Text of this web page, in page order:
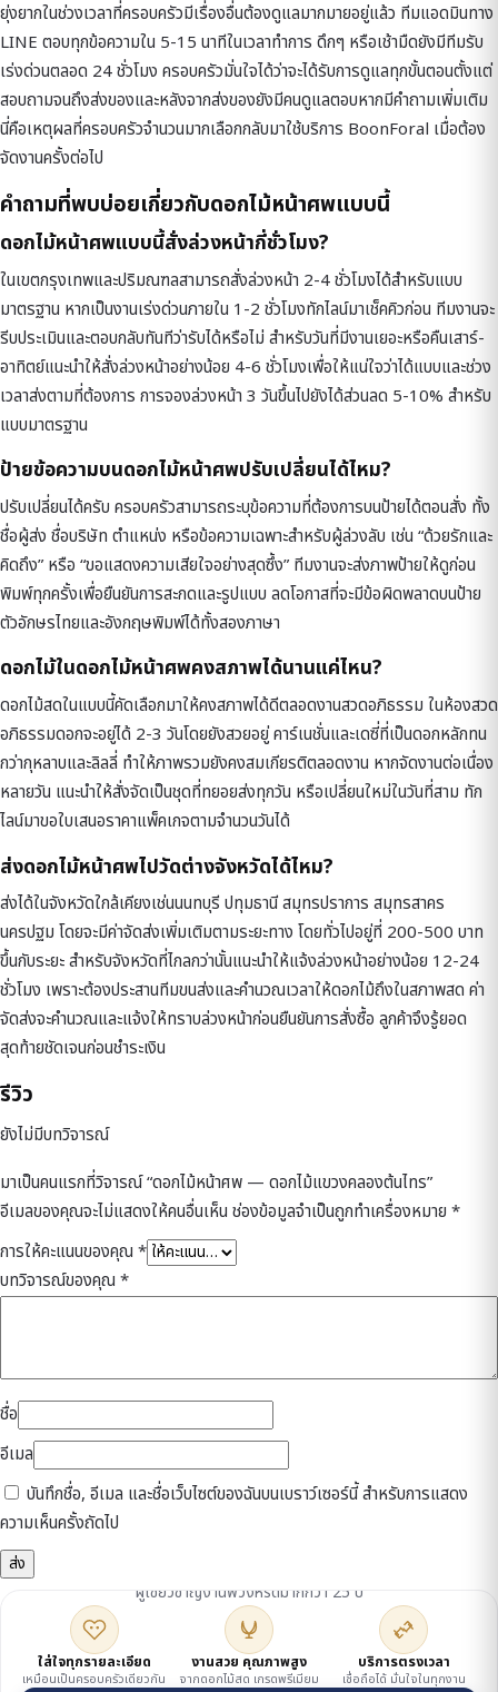
ยุ่งยากในช่วงเวลาที่ครอบครัวมีเรื่องอื่นต้องดูแลมากมายอยู่แล้ว ทีมแอดมินทาง
LINE ตอบทุกข้อความใน 5-15 นาทีในเวลาทำการ ดึกๆ หรือเช้ามืดยังมีทีมรับ
เร่งด่วนตลอด 24 ชั่วโมง ครอบครัวมั่นใจได้ว่าจะได้รับการดูแลทุกขั้นตอนตั้งแต่
สอบถามจนถึงส่งของและหลังจากส่งของยังมีคนดูแลตอบหากมีคำถามเพิ่มเติม
นี่คือเหตุผลที่ครอบครัวจำนวนมากเลือกกลับมาใช้บริการ BoonForal เมื่อต้อง
จัดงานครั้งต่อไป
คำถามที่พบบ่อยเกี่ยวกับดอกไม้หน้าศพแบบนี้
ดอกไม้หน้าศพแบบนี้สั่งล่วงหน้ากี่ชั่วโมง?
ในเขตกรุงเทพและปริมณฑลสามารถสั่งล่วงหน้า 2-4 ชั่วโมงได้สำหรับแบบ
มาตรฐาน หากเป็นงานเร่งด่วนภายใน 1-2 ชั่วโมงทักไลน์มาเช็คคิวก่อน ทีมงานจะ
รีบประเมินและตอบกลับทันทีว่ารับได้หรือไม่ สำหรับวันที่มีงานเยอะหรือคืนเสาร์-
อาทิตย์แนะนำให้สั่งล่วงหน้าอย่างน้อย 4-6 ชั่วโมงเพื่อให้แน่ใจว่าได้แบบและช่วง
เวลาส่งตามที่ต้องการ การจองล่วงหน้า 3 วันขึ้นไปยังได้ส่วนลด 5-10% สำหรับ
แบบมาตรฐาน
ป้ายข้อความบนดอกไม้หน้าศพปรับเปลี่ยนได้ไหม?
ปรับเปลี่ยนได้ครับ ครอบครัวสามารถระบุข้อความที่ต้องการบนป้ายได้ตอนสั่ง ทั้ง
ชื่อผู้ส่ง ชื่อบริษัท ตำแหน่ง หรือข้อความเฉพาะสำหรับผู้ล่วงลับ เช่น “ด้วยรักและ
คิดถึง” หรือ “ขอแสดงความเสียใจอย่างสุดซึ้ง” ทีมงานจะส่งภาพป้ายให้ดูก่อน
พิมพ์ทุกครั้งเพื่อยืนยันการสะกดและรูปแบบ ลดโอกาสที่จะมีข้อผิดพลาดบนป้าย
ตัวอักษรไทยและอังกฤษพิมพ์ได้ทั้งสองภาษา
ดอกไม้ในดอกไม้หน้าศพคงสภาพได้นานแค่ไหน?
ดอกไม้สดในแบบนี้คัดเลือกมาให้คงสภาพได้ดีตลอดงานสวดอภิธรรม ในห้องสวด
อภิธรรมดอกจะอยู่ได้ 2-3 วันโดยยังสวยอยู่ คาร์เนชั่นและเดซี่ที่เป็นดอกหลักทน
กว่ากุหลาบและลิลลี่ ทำให้ภาพรวมยังคงสมเกียรติตลอดงาน หากจัดงานต่อเนื่อง
หลายวัน แนะนำให้สั่งจัดเป็นชุดที่ทยอยส่งทุกวัน หรือเปลี่ยนใหม่ในวันที่สาม ทัก
ไลน์มาขอใบเสนอราคาแพ็คเกจตามจำนวนวันได้
ส่งดอกไม้หน้าศพไปวัดต่างจังหวัดได้ไหม?
ส่งได้ในจังหวัดใกล้เคียงเช่นนนทบุรี ปทุมธานี สมุทรปราการ สมุทรสาคร
นครปฐม โดยจะมีค่าจัดส่งเพิ่มเติมตามระยะทาง โดยทั่วไปอยู่ที่ 200-500 บาท
ขึ้นกับระยะ สำหรับจังหวัดที่ไกลกว่านั้นแนะนำให้แจ้งล่วงหน้าอย่างน้อย 12-24
ชั่วโมง เพราะต้องประสานทีมขนส่งและคำนวณเวลาให้ดอกไม้ถึงในสภาพสด ค่า
จัดส่งจะคำนวณและแจ้งให้ทราบล่วงหน้าก่อนยืนยันการสั่งซื้อ ลูกค้าจึงรู้ยอด
สุดท้ายชัดเจนก่อนชำระเงิน
รีวิว
ยังไม่มีบทวิจารณ์
มาเป็นคนแรกที่วิจารณ์ “ดอกไม้หน้าศพ — ดอกไม้แขวงคลองต้นไทร”
อีเมลของคุณจะไม่แสดงให้คนอื่นเห็น ช่องข้อมูลจำเป็นถูกทำเครื่องหมาย *
การให้คะแนนของคุณ *
บทวิจารณ์ของคุณ *
ชื่อ
อีเมล
บันทึกชื่อ, อีเมล และชื่อเว็บไซต์ของฉันบนเบราว์เซอร์นี้ สำหรับการแสดง
ความเห็นครั้งถัดไป
ผู้เชี่ยวชาญงานพวงหรีดมากกว่า 25 ปี
ใส่ใจทุกรายละเอียด
เหมือนเป็นครอบครัวเดียวกัน
งานสวย คุณภาพสูง
จากดอกไม้สด เกรดพรีเมียม
บริการตรงเวลา
เชื่อถือได้ มั่นใจในทุกงาน